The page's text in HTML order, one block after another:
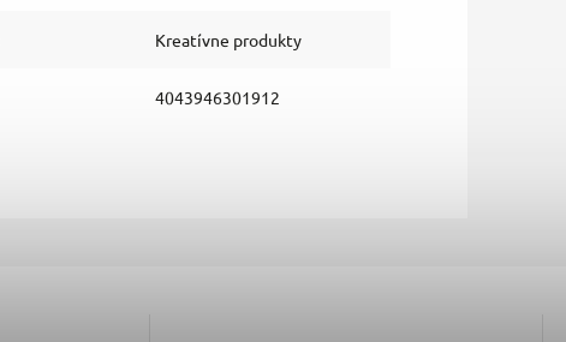
Kreatívne produkty
4043946301912